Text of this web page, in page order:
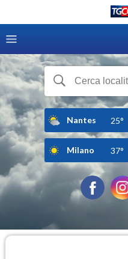
Nantes 25°
Milano 37°